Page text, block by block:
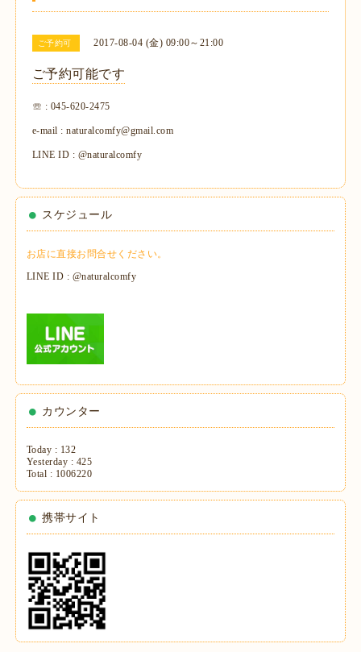
ご予約可 2017-08-04 (金) 09:00～21:00
ご予約可能です
☏ : 045-620-2475
e-mail : naturalcomfy@gmail.com
LINE ID : @naturalcomfy
スケジュール
お店に直接お問合せください。
LINE ID : @naturalcomfy
カウンター
Today : 132
Yesterday : 425
Total : 1006220
携帯サイト